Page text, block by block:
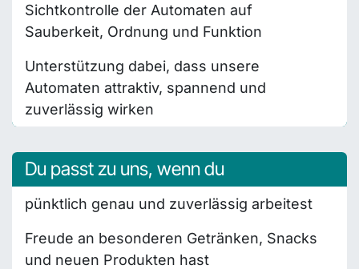
Sichtkontrolle der Automaten auf
Sauberkeit, Ordnung und Funktion
Unterstützung dabei, dass unsere
Automaten attraktiv, spannend und
zuverlässig wirken
Du passt zu uns, wenn du
pünktlich genau und zuverlässig arbeitest
Freude an besonderen Getränken, Snacks
und neuen Produkten hast